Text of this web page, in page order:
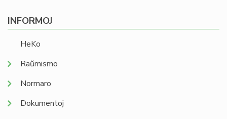
INFORMOJ
HeKo
Raŭmismo
Normaro
Dokumentoj